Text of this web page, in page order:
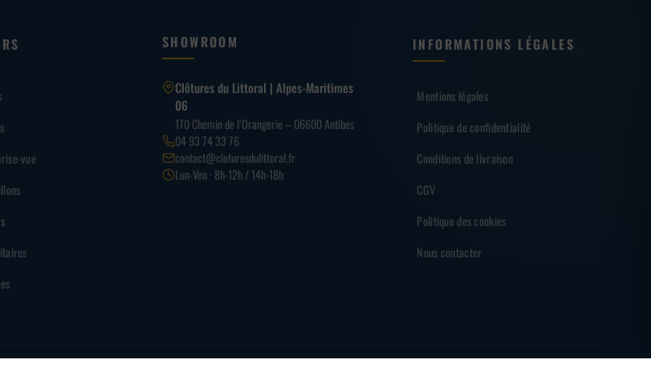
vue
SHOWROOM
Clôtures du Littoral | Alpes-Maritimes
06
170 Chemin de l’Orangerie – 06600 Antibes
04 93 74 33 76
contact@cloturesdulittoral.fr
Lun-Ven · 8h-12h / 14h-18h
INFORMATIONS LÉGALES
Mentions légales
Politique de confidentialité
Conditions de livraison
CGV
Politique des cookies
Nous contacter